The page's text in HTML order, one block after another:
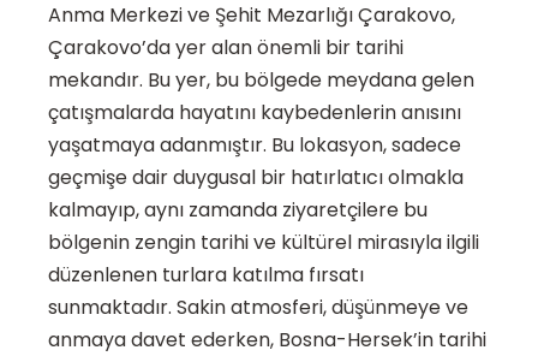
Anma Merkezi ve Şehit Mezarlığı Çarakovo,
Çarakovo’da yer alan önemli bir tarihi
mekandır. Bu yer, bu bölgede meydana gelen
çatışmalarda hayatını kaybedenlerin anısını
yaşatmaya adanmıştır. Bu lokasyon, sadece
geçmişe dair duygusal bir hatırlatıcı olmakla
kalmayıp, aynı zamanda ziyaretçilere bu
bölgenin zengin tarihi ve kültürel mirasıyla ilgili
düzenlenen turlara katılma fırsatı
sunmaktadır. Sakin atmosferi, düşünmeye ve
anmaya davet ederken, Bosna-Hersek’in tarihi